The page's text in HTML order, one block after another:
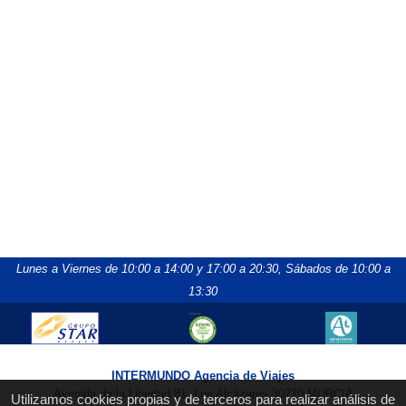
Utilizamos cookies propias y de terceros para realizar análisis de
Lunes a Viernes de 10:00 a 14:00 y 17:00 a 20:30, Sábados de 10:00 a
13:30
INTERMUNDO Agencia de Viajes
Avenida de la Libertad 81, Los Alcázares 30710 MURCIA